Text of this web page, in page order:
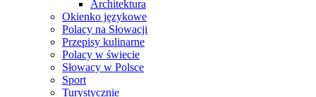
Architektura
Okienko językowe
Polacy na Słowacji
Przepisy kulinarne
Polacy w świecie
Słowacy w Polsce
Sport
Turystycznie